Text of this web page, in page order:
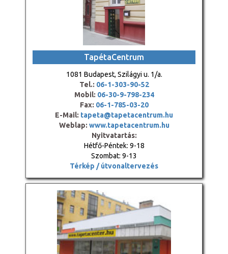
TapétaCentrum
1081 Budapest, Szilágyi u. 1/a.
Tel.: 06-1-303-90-52
Mobil: 06-30-9-798-234
Fax: 06-1-785-03-20
E-Mail: tapeta@tapetacentrum.hu
Weblap: www.tapetacentrum.hu
Nyitvatartás:
Hétfő-Péntek: 9-18
Szombat: 9-13
Térkép / útvonaltervezés